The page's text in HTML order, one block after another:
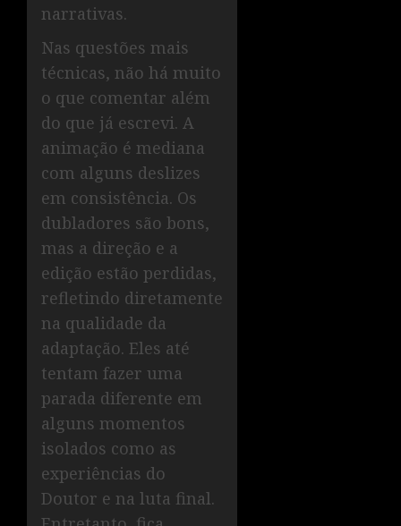
narrativas.
Nas questões mais
técnicas, não há muito
o que comentar além
do que já escrevi. A
animação é mediana
com alguns deslizes
em consistência. Os
dubladores são bons,
mas a direção e a
edição estão perdidas,
refletindo diretamente
na qualidade da
adaptação. Eles até
tentam fazer uma
parada diferente em
alguns momentos
isolados como as
experiências do
Doutor e na luta final.